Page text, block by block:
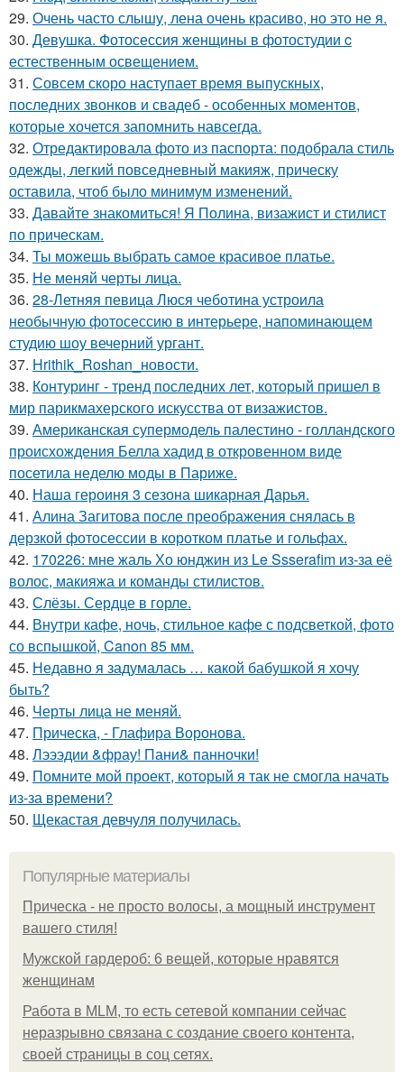
29. Очень часто слышу, лена очень красиво, но это не я.
30. Девушка. Фотосессия женщины в фотостудии c
естественным освещением.
31. Совсем скоро наступает время выпускных,
последних звонков и свадеб - особенных моментов,
которые хочется запомнить навсегда.
32. Отредактировала фото из паспорта: подобрала стиль
одежды, легкий повседневный макияж, прическу
оставила, чтоб было минимум изменений.
33. Давайте знакомиться! Я Полина, визажист и стилист
по прическам.
34. Ты можешь выбрать самое красивое платье.
35. Не меняй черты лица.
36. 28-Летняя певица Люся чеботина устроила
необычную фотосессию в интерьере, напоминающем
студию шоу вечерний ургант.
37. Hrithik_Roshan_новости.
38. Контуринг - тренд последних лет, который пришел в
мир парикмахерского искусства от визажистов.
39. Американская супермодель палестино - голландского
происхождения Белла хадид в откровенном виде
посетила неделю моды в Париже.
40. Наша героиня 3 сезона шикарная Дарья.
41. Алина Загитова после преображения снялась в
дерзкой фотосессии в коротком платье и гольфах.
42. 170226: мне жаль Хо юнджин из Le Ssserafim из-за её
волос, макияжа и команды стилистов.
43. Слёзы. Сердце в горле.
44. Внутри кафе, ночь, стильное кафе с подсветкой, фото
со вспышкой, Canon 85 мм.
45. Недавно я задумалась … какой бабушкой я хочу
быть?
46. Черты лица не меняй.
47. Прическа, - Глафира Воронова.
48. Лэээдии &фрау! Пани& панночки!
49. Помните мой проект, который я так не смогла начать
из-за времени?
50. Щекастая девчуля получилась.
Популярные материалы
Прическа - не просто волосы, а мощный инструмент
вашего стиля!
Мужской гардероб: 6 вещей, которые нравятся
женщинам
Работа в MLM, то есть сетевой компании сейчас
неразрывно связана с создание своего контента,
своей страницы в соц сетях.